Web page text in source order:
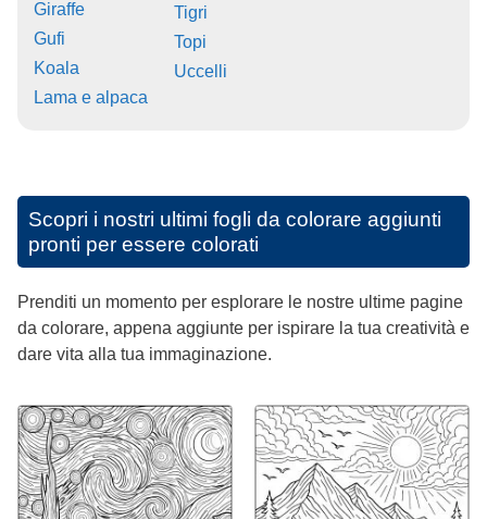
Giraffe
Gufi
Koala
Lama e alpaca
Tigri
Topi
Uccelli
Scopri i nostri ultimi fogli da colorare aggiunti
pronti per essere colorati
Prenditi un momento per esplorare le nostre ultime pagine
da colorare, appena aggiunte per ispirare la tua creatività e
dare vita alla tua immaginazione.